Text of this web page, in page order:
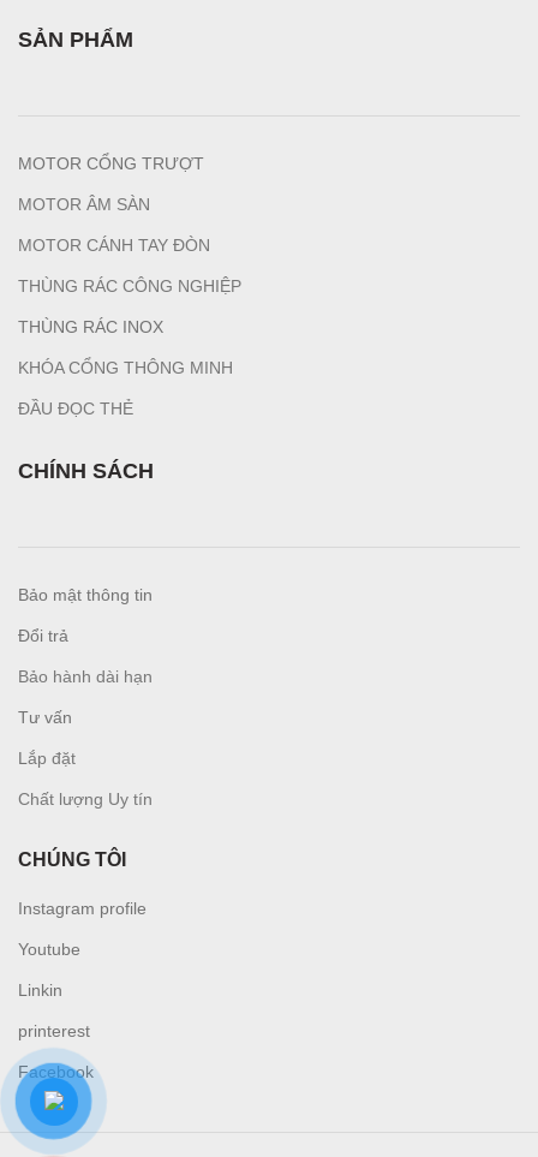
SẢN PHẨM
MOTOR CỔNG TRƯỢT
MOTOR ÂM SÀN
MOTOR CÁNH TAY ĐÒN
THÙNG RÁC CÔNG NGHIỆP
THÙNG RÁC INOX
KHÓA CỔNG THÔNG MINH
ĐẦU ĐỌC THẺ
CHÍNH SÁCH
Bảo mật thông tin
Đổi trả
Bảo hành dài hạn
Tư vấn
L ắp đặt
Chất lượng Uy tín
CHÚNG TÔI
Instagram profile
Youtube
Linkin
printerest
Facebook